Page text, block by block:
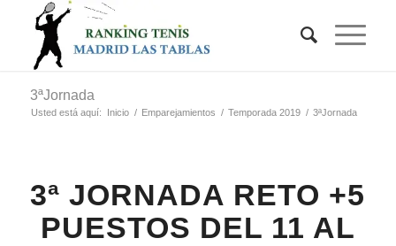
3ªJornada
Usted está aquí: Inicio / Emparejamientos / Temporada 2019 / 3ªJornada
3ª JORNADA RETO +5
PUESTOS DEL 11 AL